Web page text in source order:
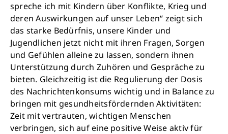
spreche ich mit Kindern über Konflikte, Krieg und
deren Auswirkungen auf unser Leben“ zeigt sich
das starke Bedürfnis, unsere Kinder und
Jugendlichen jetzt nicht mit ihren Fragen, Sorgen
und Gefühlen alleine zu lassen, sondern ihnen
Unterstützung durch Zuhören und Gespräche zu
bieten. Gleichzeitig ist die Regulierung der Dosis
des Nachrichtenkonsums wichtig und in Balance zu
bringen mit gesundheitsfördernden Aktivitäten:
Zeit mit vertrauten, wichtigen Menschen
verbringen, sich auf eine positive Weise aktiv für